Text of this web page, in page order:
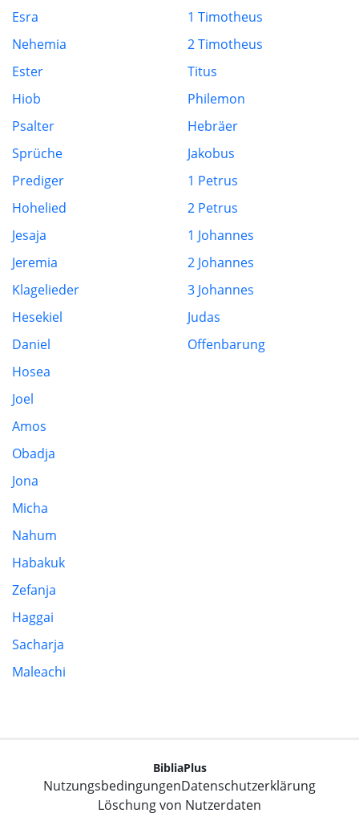
Esra
Nehemia
Ester
Hiob
Psalter
Sprüche
Prediger
Hohelied
Jesaja
Jeremia
Klagelieder
Hesekiel
Daniel
Hosea
Joel
Amos
Obadja
Jona
Micha
Nahum
Habakuk
Zefanja
Haggai
Sacharja
Maleachi
1 Timotheus
2 Timotheus
Titus
Philemon
Hebräer
Jakobus
1 Petrus
2 Petrus
1 Johannes
2 Johannes
3 Johannes
Judas
Offenbarung
BibliaPlus
NutzungsbedingungenDatenschutzerklärung
Löschung von Nutzerdaten